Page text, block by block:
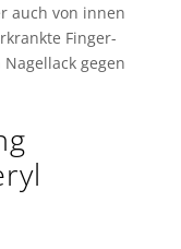
auch von innen
Finger-
gegen